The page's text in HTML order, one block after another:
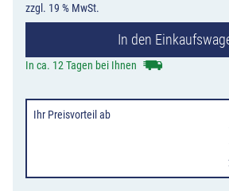
zzgl. 19 % MwSt.
In den
In ca. 12 Tagen bei Ihnen
Ihr Preisvorteil ab